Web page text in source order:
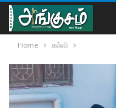
Home கல்வி